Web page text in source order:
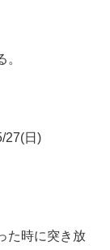
27(日)
た時に突き放